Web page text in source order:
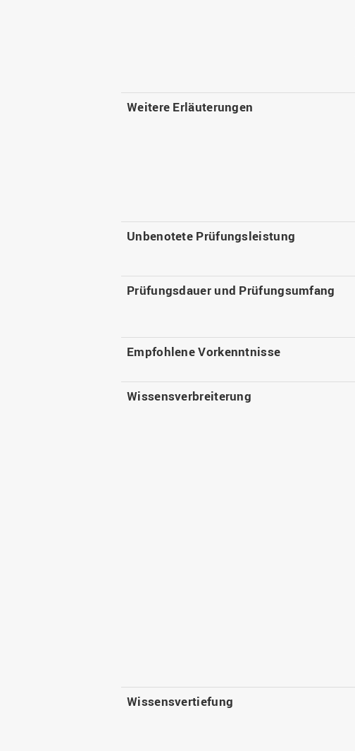
Weitere Erläuterungen
Unbenotete Prüfungsleistung
Prüfungsdauer und Prüfungsumfang
Empfohlene Vorkenntnisse
Wissensverbreiterung
Wissensvertiefung